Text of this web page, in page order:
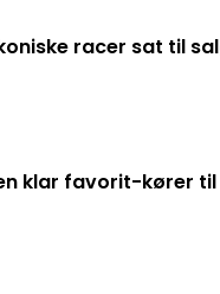
racer sat til
klar favorit-kører